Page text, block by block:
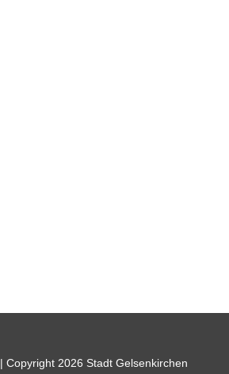
| Copyright 2026 Stadt Gelsenkirchen